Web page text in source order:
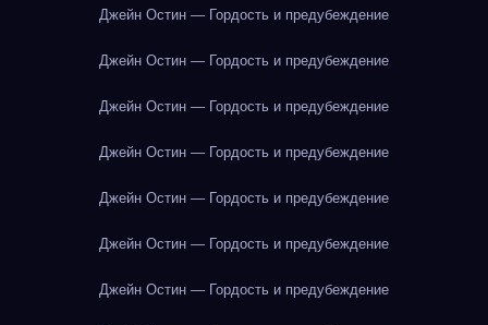
Джейн Остин — Гордость и предубеждение
Джейн Остин — Гордость и предубеждение
Джейн Остин — Гордость и предубеждение
Джейн Остин — Гордость и предубеждение
Джейн Остин — Гордость и предубеждение
Джейн Остин — Гордость и предубеждение
Джейн Остин — Гордость и предубеждение